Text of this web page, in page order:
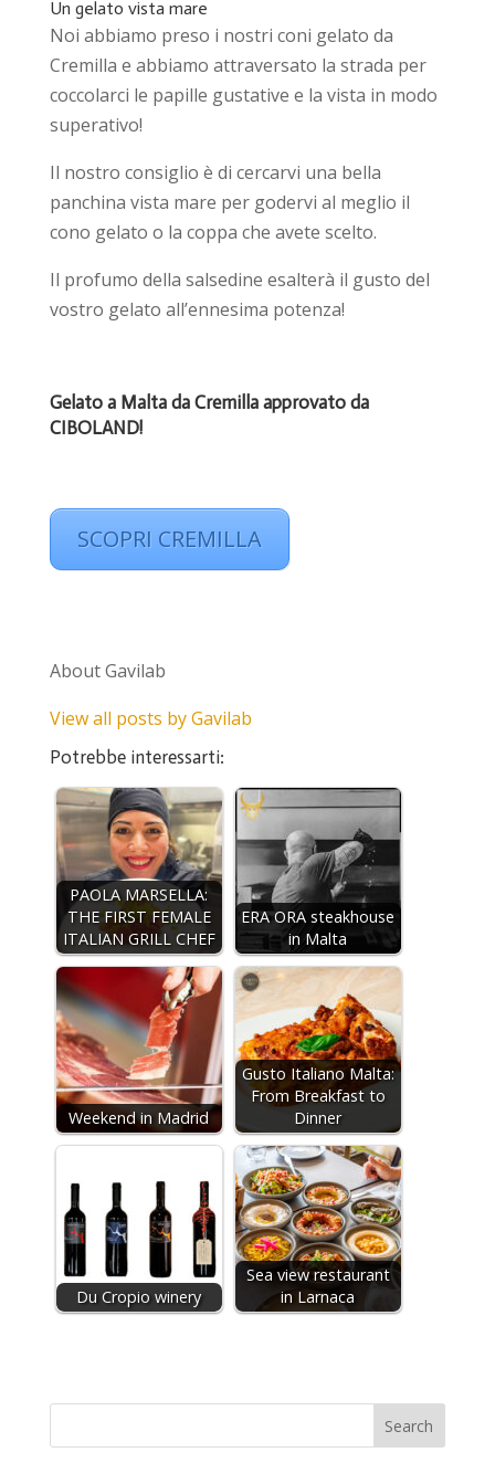
Un gelato vista mare
Noi abbiamo preso i nostri coni gelato da
Cremilla e abbiamo attraversato la strada per
coccolarci le papille gustative e la vista in modo
superativo!
Il nostro consiglio è di cercarvi una bella
panchina vista mare per godervi al meglio il
cono gelato o la coppa che avete scelto.
Il profumo della salsedine esalterà il gusto del
vostro gelato all’ennesima potenza!
Gelato a Malta da Cremilla approvato da
CIBOLAND!
SCOPRI CREMILLA
About Gavilab
View all posts by Gavilab
Potrebbe interessarti:
PAOLA MARSELLA:
THE FIRST FEMALE
ITALIAN GRILL CHEF
ERA ORA steakhouse
in Malta
Weekend in Madrid
Gusto Italiano Malta:
From Breakfast to
Dinner
Du Cropio winery
Sea view restaurant
in Larnaca